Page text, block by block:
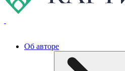
Об авторе